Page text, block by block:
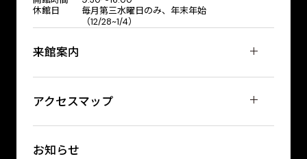
休館日
毎月第三水曜日のみ、年末年始
（12/28~1/4）
来館案内
アクセスマップ
お知らせ